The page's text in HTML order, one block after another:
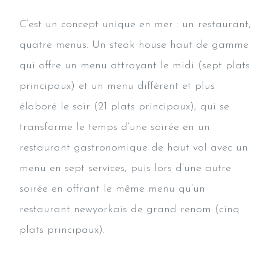
C’est un concept unique en mer : un restaurant,
quatre menus. Un steak house haut de gamme
qui offre un menu attrayant le midi (sept plats
principaux) et un menu différent et plus
élaboré le soir (21 plats principaux), qui se
transforme le temps d’une soirée en un
restaurant gastronomique de haut vol avec un
menu en sept services, puis lors d’une autre
soirée en offrant le même menu qu’un
restaurant newyorkais de grand renom (cinq
plats principaux).